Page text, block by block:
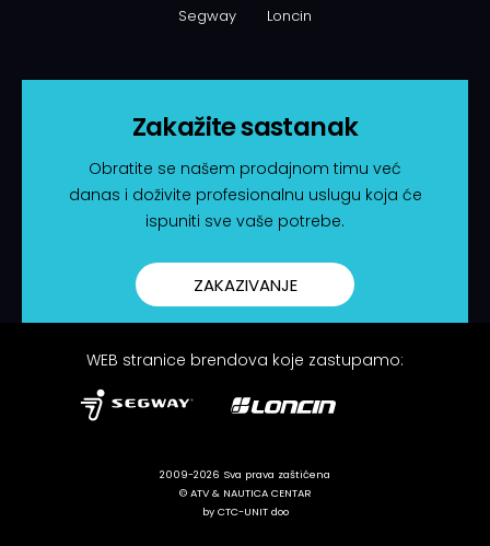
Segway Loncin
Zakažite sastanak
Obratite se našem prodajnom timu već
danas i doživite profesionalnu uslugu koja će
ispuniti sve vaše potrebe.
ZAKAZIVANJE
WEB stranice brendova koje zastupamo:
2009-2026 Sva prava zaštićena
© ATV & NAUTICA CENTAR
by CTC-UNIT doo